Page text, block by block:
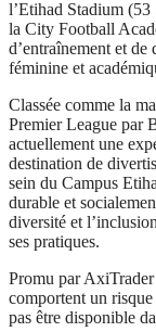
l’Etihad Stadium (53
la City Football
d’entraînement et
féminine et
Classée comme la
Premier League par
actuellement une
destination de
sein du Campus
durable et
diversité et
ses pratiques.
Promu par
comportent un
pas être disponible